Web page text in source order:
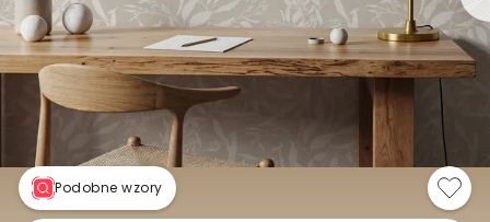
Podobne wzory